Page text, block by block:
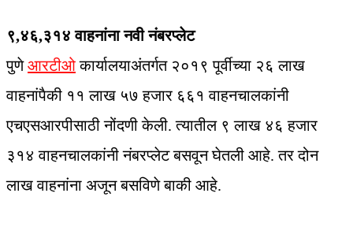
९,४६,३१४ वाहनांना नवी नंबरप्लेट
पुणेआरटीओकार्यालयाअंतर्गत २०१९ पूर्वीच्या २६ लाख
वाहनांपैकी ११ लाख ५७ हजार ६६१ वाहनचालकांनी
एचएसआरपीसाठी नोंदणी केली. त्यातील ९ लाख ४६ हजार
३१४ वाहनचालकांनी नंबरप्लेट बसवून घेतली आहे. तर दोन
लाख वाहनांना अजून बसविणे बाकी आहे.